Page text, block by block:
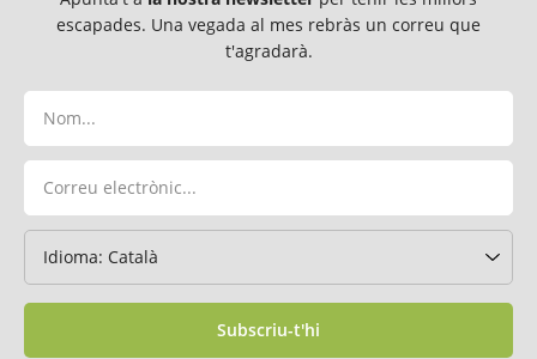
escapades. Una vegada al mes rebràs un correu que
t'agradarà.
Subscriu-t'hi